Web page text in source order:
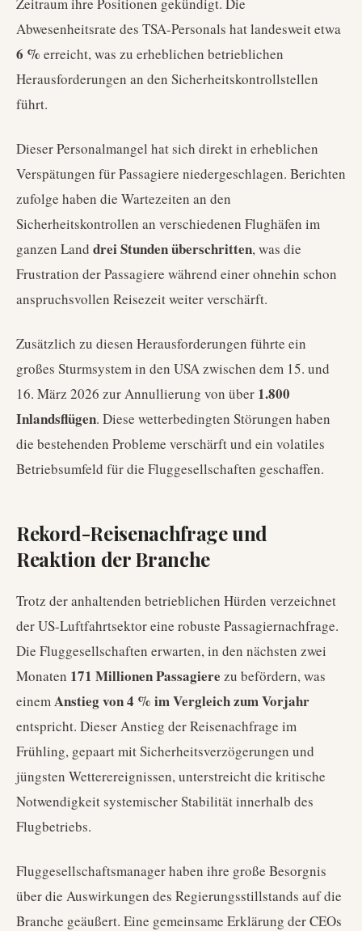
Abwesenheitsrate des TSA-Personals hat landesweit etwa
6 % erreicht, was zu erheblichen betrieblichen
Herausforderungen an den Sicherheitskontrollstellen
führt.
Dieser Personalmangel hat sich direkt in erheblichen
Verspätungen für Passagiere niedergeschlagen. Berichten
zufolge haben die Wartezeiten an den
Sicherheitskontrollen an verschiedenen Flughäfen im
ganzen Land drei Stunden überschritten, was die
Frustration der Passagiere während einer ohnehin schon
anspruchsvollen Reisezeit weiter verschärft.
Zusätzlich zu diesen Herausforderungen führte ein
großes Sturmsystem in den USA zwischen dem 15. und
16. März 2026 zur Annullierung von über 1.800
Inlandsflügen. Diese wetterbedingten Störungen haben
die bestehenden Probleme verschärft und ein volatiles
Betriebsumfeld für die Fluggesellschaften geschaffen.
Rekord-Reisenachfrage und
Reaktion der Branche
Trotz der anhaltenden betrieblichen Hürden verzeichnet
der US-Luftfahrtsektor eine robuste Passagiernachfrage.
Die Fluggesellschaften erwarten, in den nächsten zwei
Monaten 171 Millionen Passagiere zu befördern, was
einemAnstieg von 4 % im Vergleich zum Vorjahr
entspricht. Dieser Anstieg der Reisenachfrage im
Frühling, gepaart mit Sicherheitsverzögerungen und
jüngsten Wetterereignissen, unterstreicht die kritische
Notwendigkeit systemischer Stabilität innerhalb des
Flugbetriebs.
Fluggesellschaftsmanager haben ihre große Besorgnis
über die Auswirkungen des Regierungsstillstands auf die
Branche geäußert. Eine gemeinsame Erklärung der CEOs